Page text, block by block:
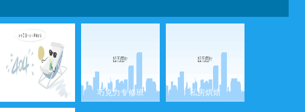
欧式经典面包 巧克力专修班 私房烘焙